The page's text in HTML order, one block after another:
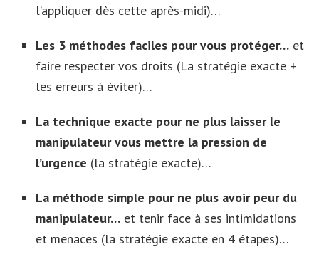
l’appliquer dès cette après-midi)…
Les 3 méthodes faciles pour vous protéger… et
faire respecter vos droits (La stratégie exacte +
les erreurs à éviter)…
La technique exacte pour ne plus laisser le
manipulateur vous mettre la pression de
l’urgence (la stratégie exacte)…
La méthode simple pour ne plus avoir peur du
manipulateur… et tenir face à ses intimidations
et menaces (la stratégie exacte en 4 étapes)…